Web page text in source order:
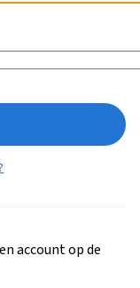
account op de